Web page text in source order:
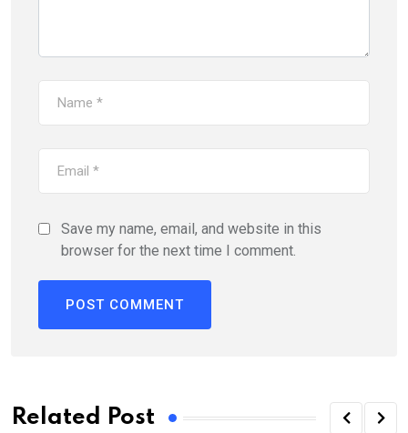
Save my name, email, and website in this
browser for the next time I comment.
Related Post